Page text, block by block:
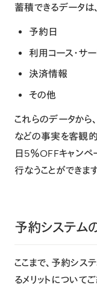
蓄積できるデータは
予約日
利用コース・サ
決済情報
その他
これらのデータから
などの事実を客観
日5％OFFキャンペ
行なうことができます
予約システム
ここまで、予約シス
るメリットについて